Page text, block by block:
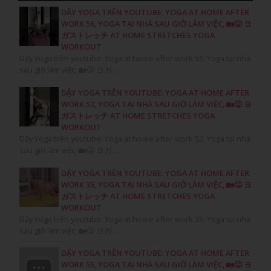
DẬY YOGA TRÊN YOUTUBE: YOGA AT HOME AFTER
WORK 56, YOGA TẠI NHÀ SAU GIỜ LÀM VIỆC, 🏡😛 ヨ
ガストレッチ AT HOME STRETCHES YOGA
WORKOUT
DẬY YOGA TRÊN YOUTUBE: YOGA AT HOME AFTER
WORK 52, YOGA TẠI NHÀ SAU GIỜ LÀM VIỆC, 🏡😛 ヨ
ガストレッチ AT HOME STRETCHES YOGA
WORKOUT
DẬY YOGA TRÊN YOUTUBE: YOGA AT HOME AFTER
WORK 35, YOGA TẠI NHÀ SAU GIỜ LÀM VIỆC, 🏡😛 ヨ
ガストレッチ AT HOME STRETCHES YOGA
WORKOUT
DẬY YOGA TRÊN YOUTUBE: YOGA AT HOME AFTER
WORK 55, YOGA TẠI NHÀ SAU GIỜ LÀM VIỆC, 🏡😛 ヨ